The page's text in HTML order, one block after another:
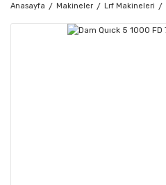
Anasayfa Makineler Lrf Makineleri